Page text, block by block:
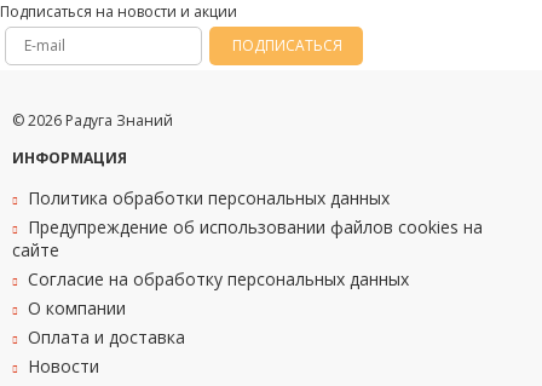
Подписаться на новости и акции
ПОДПИСАТЬСЯ
© 2026 Радуга Знаний
ИНФОРМАЦИЯ
Политика обработки персональных данных
Предупреждение об использовании файлов cookies на
сайте
Согласие на обработку персональных данных
О компании
Оплата и доставка
Новости